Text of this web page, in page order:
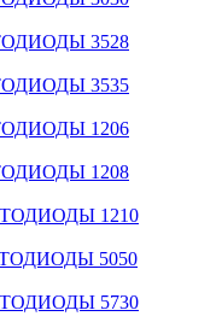
3528
3535
1206
1208
1210
5050
5730